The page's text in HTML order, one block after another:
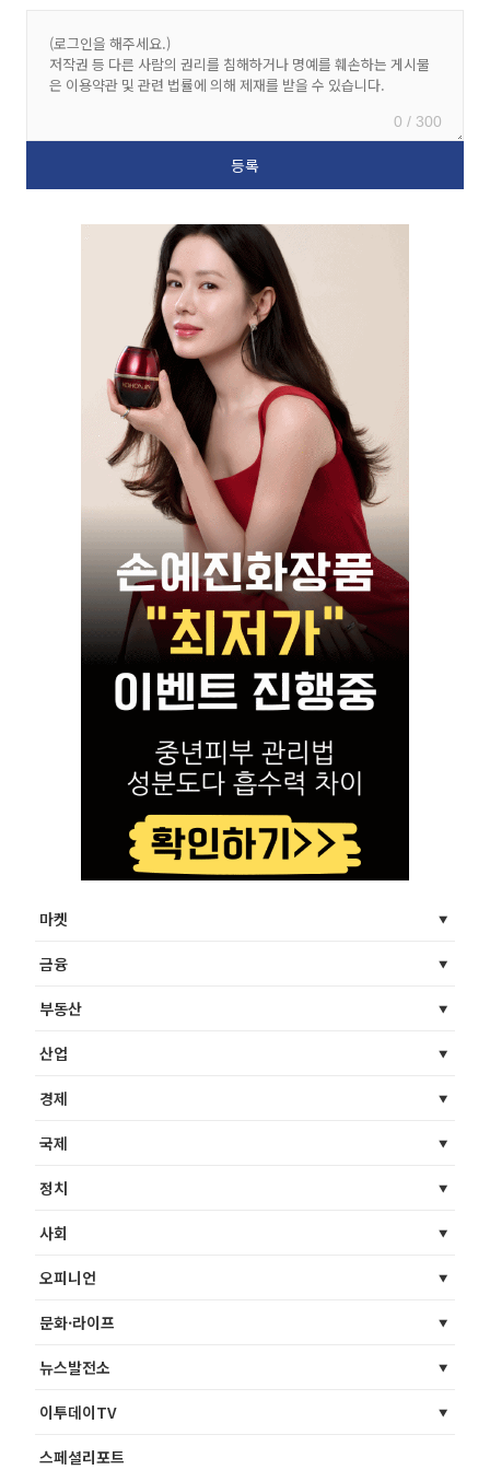
0 / 300
마켓
금융
부동산
산업
경제
국제
정치
사회
오피니언
문화·라이프
뉴스발전소
이투데이TV
스페셜리포트